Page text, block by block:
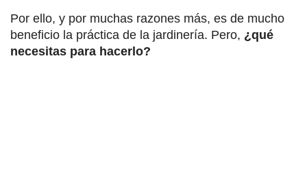
Por ello, y por muchas razones más, es de mucho
beneficio la práctica de la jardinería. Pero, ¿qué
necesitas para hacerlo?